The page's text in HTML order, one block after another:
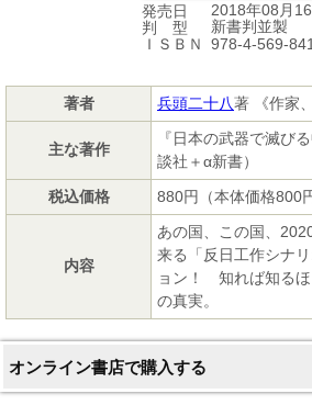
発売日
2018年08月
判 型
新書判並製
ＩＳＢＮ
978-4-569-
著者 兵頭二十八著 《作家
主な著作
『日本の武器で滅び
談社＋α新書）
税込価格
880円（本体価格800
内容
あの国、この国、
来る「反日工作シナ
ョン！ 知れば知るほ
の真実。
オンライン書店で購入する